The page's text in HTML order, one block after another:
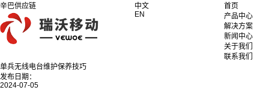
辛巴供应链
中文
EN
首页
产品中心
解决方案
新闻中心
关于我们
联系我们
单兵无线电台维护保养技巧
发布日期：
2024-07-05